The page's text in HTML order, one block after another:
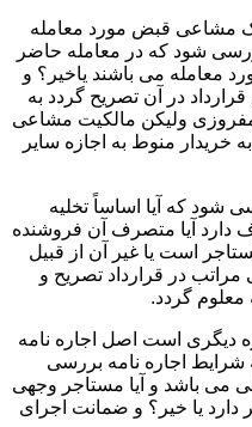
مشاعی قبض مورد معامله
شود که در معامله حاضر
معامله می باشند یاخیر؟ و
در آن تصریح گردد به
ولیکن مالکیت مشاعی
منوط به اجازه سایر
شود که آیا اساساً تخلیه
دارد آیا متصرف آن فروشنده
است یا غیر آن از قبیل
مراتب در قرارداد تصریح و
گردد.
دیگری است اصل اجاره نامه
اجاره نامه بررسی
می باشد و آیا مستاجر وجهی
دارد یا خیر؟ و ضمانت اجرای